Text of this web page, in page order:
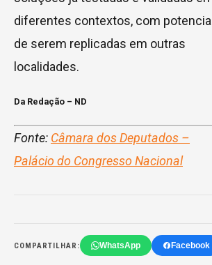
diferentes contextos, com potencial
de serem replicadas em outras
localidades.
Da Redação – ND
Fonte: Câmara dos Deputados –
Palácio do Congresso Nacional
COMPARTILHAR: WhatsApp Facebook